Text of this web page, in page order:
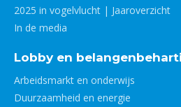
2025 in vogelvlucht | Jaaroverzicht
In de media
Lobby en
Arbeidsmarkt en onderwijs
Duurzaamheid en energie